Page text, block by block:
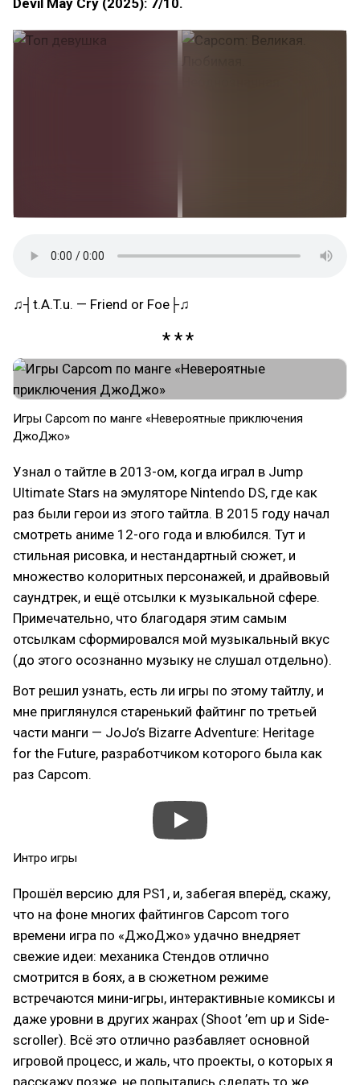
Devil May Cry (2025): 7/10.
♫┤t.A.T.u. — Friend or Foe├♫
Игры Capcom по манге «Невероятные приключения
ДжоДжо»
Узнал о тайтле в 2013-ом, когда играл в Jump
Ultimate Stars на эмуляторе Nintendo DS, где как
раз были герои из этого тайтла. В 2015 году начал
смотреть аниме 12-ого года и влюбился. Тут и
стильная рисовка, и нестандартный сюжет, и
множество колоритных персонажей, и драйвовый
саундтрек, и ещё отсылки к музыкальной сфере.
Примечательно, что благодаря этим самым
отсылкам сформировался мой музыкальный вкус
(до этого осознанно музыку не слушал отдельно).
Вот решил узнать, есть ли игры по этому тайтлу, и
мне приглянулся старенький файтинг по третьей
части манги — JoJo’s Bizarre Adventure: Heritage
for the Future, разработчиком которого была как
раз Capcom.
Интро игры
Прошёл версию для PS1, и, забегая вперёд, скажу,
что на фоне многих файтингов Capcom того
времени игра по «ДжоДжо» удачно внедряет
свежие идеи: механика Стендов отлично
смотрится в боях, а в сюжетном режиме
встречаются мини-игры, интерактивные комиксы и
даже уровни в других жанрах (Shoot ’em up и Side-
scroller). Всё это отлично разбавляет основной
игровой процесс, и жаль, что проекты, о которых я